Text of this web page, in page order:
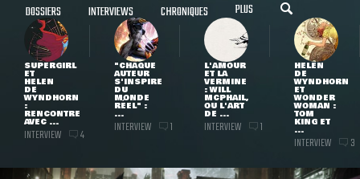
DOSSIERS INTERVIEWS CHRONIQUES PLUS
SUPERGIRL
ET
HELEN
DE
WYNDHORN
:
RENCONTRE
AVEC ...
INTERVIEW 4
"CHAQUE
AUTEUR
S'INSPIRE
DU
MONDE
RÉEL" :
...
INTERVIEW 1
L'AMOUR
ET LA
VERMINE
: WILL
MCPHAIL,
OU L'ART
DE ...
INTERVIEW 1
HELEN
DE
WYNDHORN
ET
WONDER
WOMAN :
TOM
KING ET
...
INTERVIEW 3